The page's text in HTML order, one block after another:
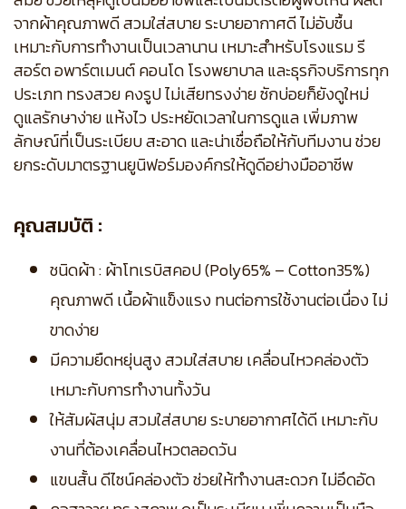
จากผ้าคุณภาพดี สวมใส่สบาย ระบายอากาศดี ไม่อับชื้น
เหมาะกับการทำงานเป็นเวลานาน เหมาะสำหรับโรงแรม รี
สอร์ต อพาร์ตเมนต์ คอนโด โรงพยาบาล และธุรกิจบริการทุก
ประเภท ทรงสวย คงรูป ไม่เสียทรงง่าย ซักบ่อยก็ยังดูใหม่
ดูแลรักษาง่าย แห้งไว ประหยัดเวลาในการดูแล เพิ่มภาพ
ลักษณ์ที่เป็นระเบียบ สะอาด และน่าเชื่อถือให้กับทีมงาน ช่วย
ยกระดับมาตรฐานยูนิฟอร์มองค์กรให้ดูดีอย่างมืออาชีพ
คุณสมบัติ :
ชนิดผ้า : ผ้าโทเรบิสคอป (Poly65% – Cotton35%)
คุณภาพดี เนื้อผ้าแข็งแรง ทนต่อการใช้งานต่อเนื่อง ไม่
ขาดง่าย
มีความยืดหยุ่นสูง สวมใส่สบาย เคลื่อนไหวคล่องตัว
เหมาะกับการทำงานทั้งวัน
ให้สัมผัสนุ่ม สวมใส่สบาย ระบายอากาศได้ดี เหมาะกับ
งานที่ต้องเคลื่อนไหวตลอดวัน
แขนสั้น ดีไซน์คล่องตัว ช่วยให้ทำงานสะดวก ไม่อึดอัด